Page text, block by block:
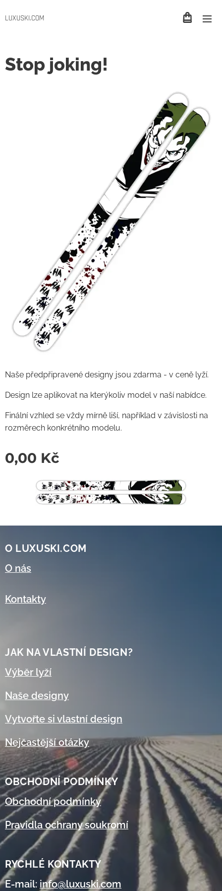
LUXUSKI.COM
Stop joking!
Naše předpřipravené designy jsou zdarma - v ceně lyží.
Design lze aplikovat na kterýkoliv model v naší nabídce.
Finální vzhled se vždy mírně liší, například v závislosti na
rozměrech konkrétního modelu.
0,00 Kč
O LUXUSKI.COM
O nás
Kontakty
JAK NA VLASTNÍ DESIGN?
Výběr lyží
Naše designy
Vytvořte si vlastní design
Nejčastější otázky
OBCHODNÍPODMÍNKY
Obchodní podmínky
Pravidla ochrany soukromí
RYCHLÉ KONTAKTY
E-mail: info@luxuski.com